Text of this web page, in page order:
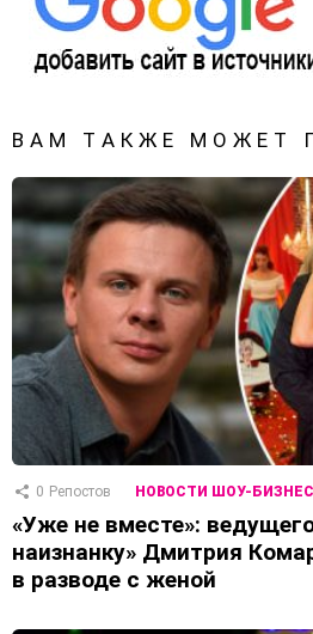
ВАМ ТАКЖЕ МОЖЕТ
0 Репостов НОВОСТИ ШОУ-
«Уже не вместе»:
наизнанку» Дмитрия
в разводе с женой